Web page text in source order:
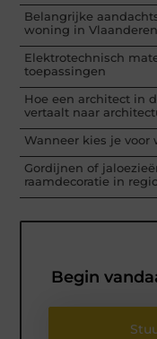
Belangrijke
woning in Vlaanderen
Elektrotechnisch
toepassingen
Hoe een architect in
vertaalt naar
Wanneer kies je
Gordijnen of
raamdecoratie in
Begin